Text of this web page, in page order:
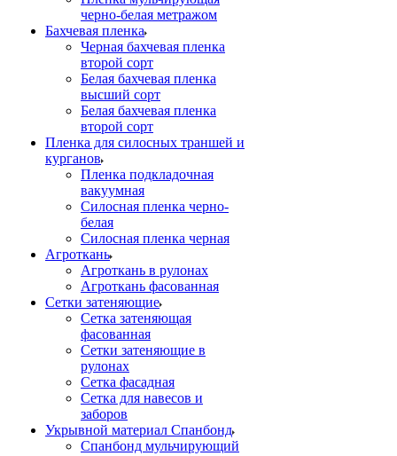
черно-белая метражом
Бахчевая пленка
Черная бахчевая пленка
второй сорт
Белая бахчевая пленка
высший сорт
Белая бахчевая пленка
второй сорт
Пленка для силосных траншей и
курганов
Пленка подкладочная
вакуумная
Силосная пленка черно-
белая
Силосная пленка черная
Агроткань
Агроткань в рулонах
Агроткань фасованная
Сетки затеняющие
Сетка затеняющая
фасованная
Сетки затеняющие в
рулонах
Сетка фасадная
Сетка для навесов и
заборов
Укрывной материал Спанбонд
Спанбонд мульчирующий